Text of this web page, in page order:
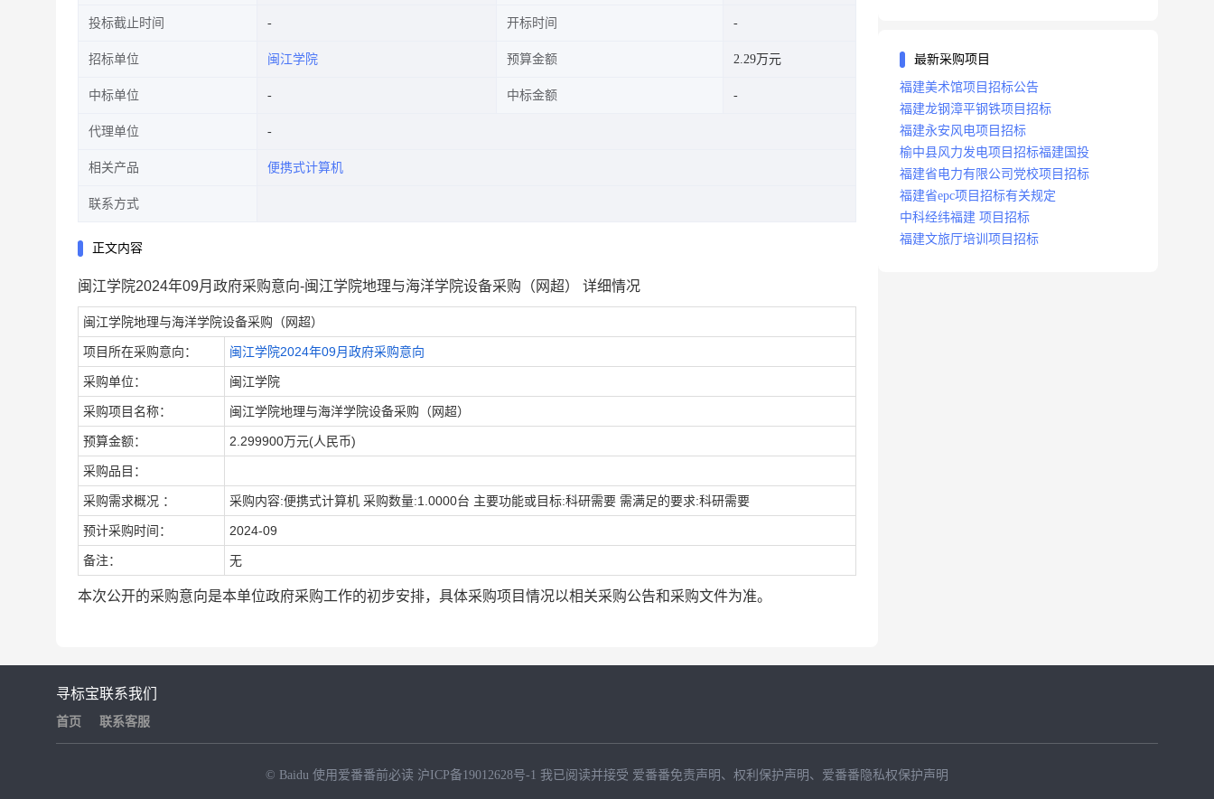
投标截止时间 开标时间
招标单位 闽江学院 预算金额 2.29万元
中标单位 中标金额
代理单位
相关产品 便携式计算机
联系方式
正文内容
闽江学院2024年09月政府采购意向-闽江学院地理与海洋学院设备采购（网超） 详细情况
闽江学院地理与海洋学院设备采购（网超）
项目所在采购意向： 闽江学院2024年09月政府采购意向
采购单位： 闽江学院
采购项目名称： 闽江学院地理与海洋学院设备采购（网超）
预算金额： 2.299900万元(人民币)
采购品目：
采购需求概况 ： 采购内容:便携式计算机 采购数量:1.0000台 主要功能或目标:科研需要 需满足的要求:科研需要
预计采购时间： 2024-09
备注： 无
本次公开的采购意向是本单位政府采购工作的初步安排，具体采购项目情况以相关采购公告和采购文件为准。
最新采购项目
福建美术馆项目招标公告
福建龙钢漳平钢铁项目招标
福建永安风电项目招标
榆中县风力发电项目招标福建国投
福建省电力有限公司党校项目招标
福建省epc项目招标有关规定
中科经纬福建 项目招标
福建文旅厅培训项目招标
寻标宝
首页
联系我们
联系客服
© Baidu 使用爱番番前必读 沪ICP备19012628号-1 我已阅读并接受 爱番番免责声明 、 权利保护声明 、 爱番番隐私权保护声明